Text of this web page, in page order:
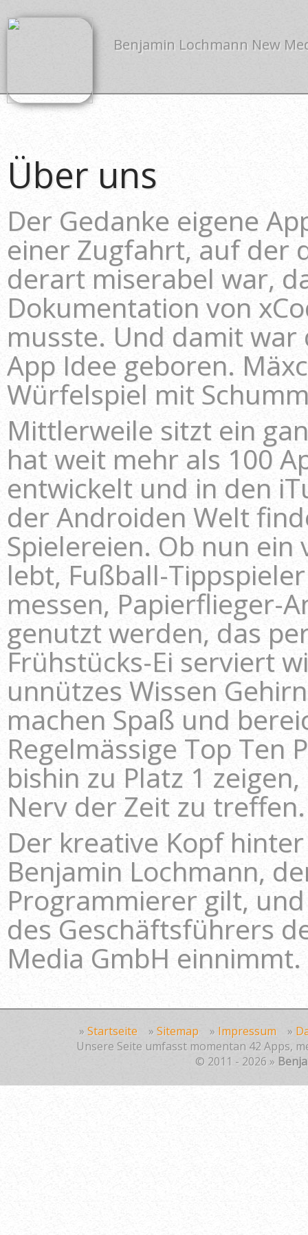
Benjamin Lochmann New
Über uns
Der Gedanke eigene
einer Zugfahrt, auf der
derart miserabel war,
Dokumentation von
musste. Und damit
App Idee geboren.
Würfelspiel mit
Mittlerweile sitzt ein
hat weit mehr als 100
entwickelt und in den
der Androiden Welt
Spielereien. Ob nun
lebt, Fußball-
messen, Papierflieger-
genutzt werden, das
Frühstücks-Ei serviert
unnützes Wissen
machen Spaß und
Regelmässige Top Ten
bishin zu Platz 1
Nerv der Zeit zu treffen.
Der kreative Kopf
Benjamin Lochmann,
Programmierer gilt,
des Geschäftsführers
Media GmbH einnimmt.
» Startseite » Sitemap » Impressum »
Unsere Seite umfasst momentan 42 Apps,
© 2011 - 2026 »